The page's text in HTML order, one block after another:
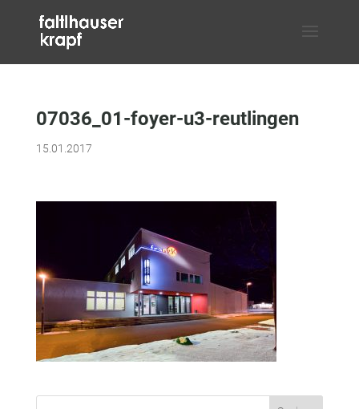
07036_01-foyer-u3-reutlingen
15.01.2017